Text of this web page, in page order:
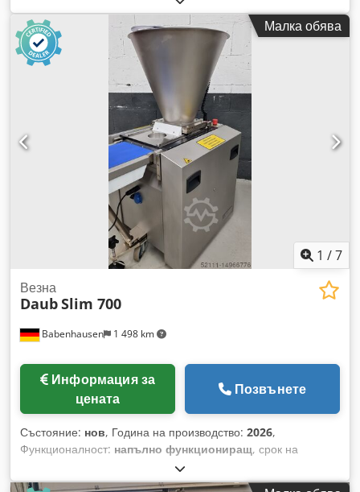
товар:650 кг, електрически предпазител:16 A, входна
честота:
, входящо напрежение:400 V, тип входящ
ток:трифазен , Сертифицирано от DGUV до:
тегло:
, Дозираща машина Kemper Imperator II
Производителност, приблизително: макс. 1500 броя на час
с ръчно управление с централна система за смазване с
индустриален пластмасов фуния за приблизително 160 кг
тесто Машината е изработена от неръждаема стомана и е
мобилна Захранване: 400V, щепсел 16A-CEE Размери:
1790 x 850 x 1800 мм (ШхДхВ) Употребявана машина
Посетете нашия голям изложбен център! Crodpfxszfxzho
Малка обява
1 /7
Babenhausen 1 498 km
Везна
DaubSlim 700
Информация за
цената
Позвънете
Състояние: нов, Година на производство: 2026,
Функционалност: напълно функциониращ, срок на
, входна честота:
напрежение:400 V, Сертифицирано от DGUV до:11/2026,